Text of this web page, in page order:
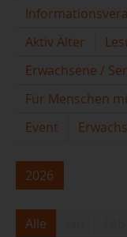
Aktiv Älter
Erwachsene /
Für Menschen
Event
2026
Alle